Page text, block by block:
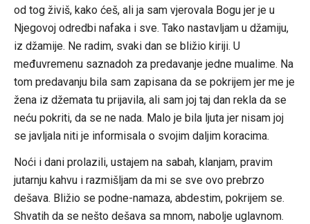
od tog živiš, kako ćeš, ali ja sam vjerovala Bogu jer je u
Njegovoj odredbi nafaka i sve. Tako nastavljam u džamiju,
iz džamije. Ne radim, svaki dan se bližio kiriji. U
međuvremenu saznadoh za predavanje jedne mualime. Na
tom predavanju bila sam zapisana da se pokrijem jer me je
žena iz džemata tu prijavila, ali sam joj taj dan rekla da se
neću pokriti, da se ne nada. Malo je bila ljuta jer nisam joj
se javljala niti je informisala o svojim daljim koracima.
Noći i dani prolazili, ustajem na sabah, klanjam, pravim
jutarnju kahvu i razmišljam da mi se sve ovo prebrzo
dešava. Bližio se podne-namaza, abdestim, pokrijem se.
Shvatih da se nešto dešava sa mnom, nabolje uglavnom.